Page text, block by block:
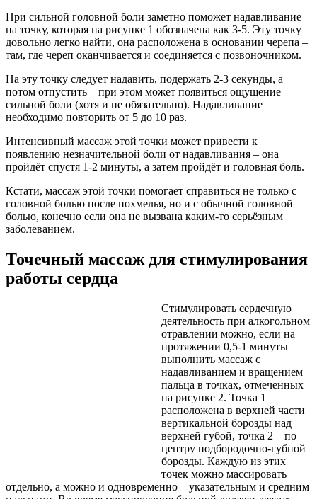
При сильной головной боли заметно поможет надавливание
на точку, которая на рисунке 1 обозначена как 3-5. Эту точку
довольно легко найти, она расположена в основании черепа –
там, где череп оканчивается и соединяется с позвоночником.
На эту точку следует надавить, подержать 2-3 секунды, а
потом отпустить – при этом может появиться ощущение
сильной боли (хотя и не обязательно). Надавливание
необходимо повторить от 5 до 10 раз.
Интенсивный массаж этой точки может привести к
появлению незначительной боли от надавливания – она
пройдёт спустя 1-2 минуты, а затем пройдёт и головная боль.
Кстати, массаж этой точки помогает справиться не только с
головной болью после похмелья, но и с обычной головной
болью, конечно если она не вызвана каким-то серьёзным
заболеванием.
Точечный массаж для стимулирования
работы сердца
Стимулировать сердечную
деятельность при алкогольном
отравлении можно, если на
протяжении 0,5-1 минуты
выполнить массаж с
надавливанием и вращением
пальца в точках, отмеченных
на рисунке 2. Точка 1
расположена в верхней части
вертикальной борозды над
верхней губой, точка 2 – по
центру подбородочно-губной
борозды. Каждую из этих
точек можно массировать
отдельно, а можно и одновременно – указательным и средним